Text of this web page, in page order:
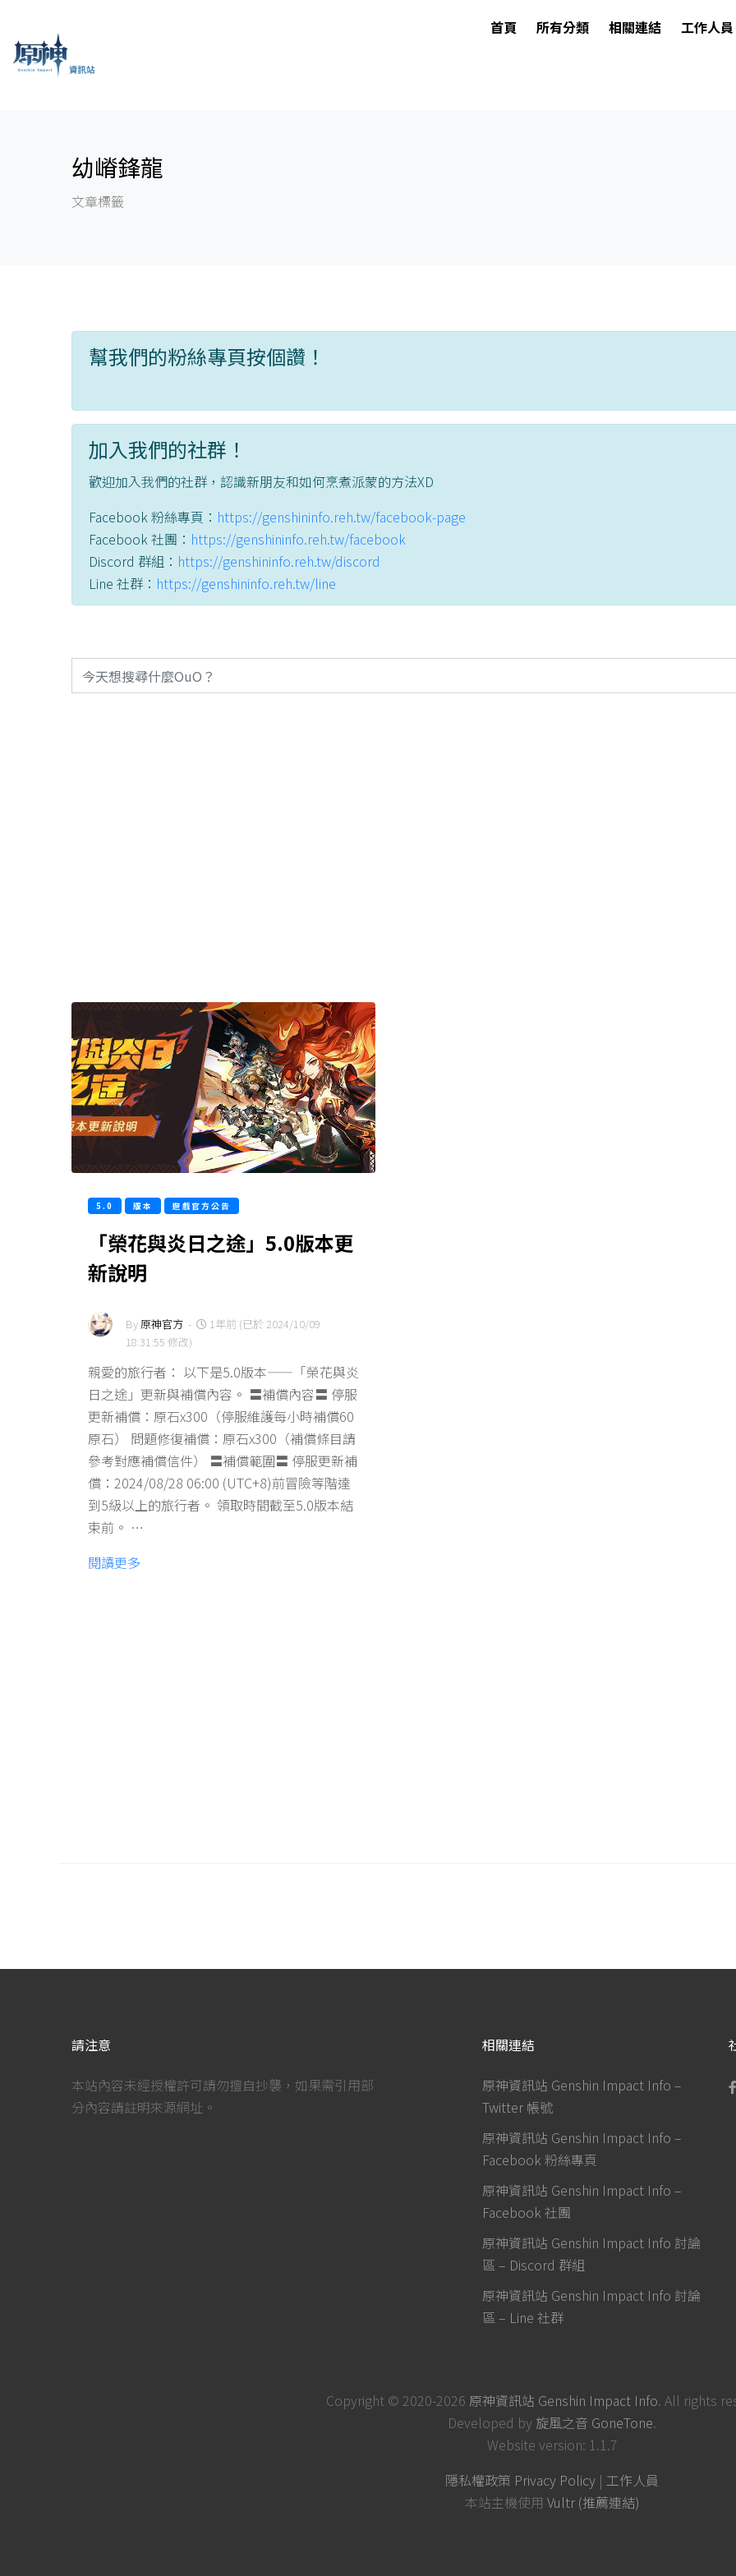
首頁 所有分類 相關連結 工作人員
幼嵴鋒龍
文章標籤
幫我們的粉絲專頁按個讚！
加入我們的社群！
歡迎加入我們的社群，認識新朋友和如何烹煮派蒙的方法XD
Facebook 粉絲專頁： https://genshininfo.reh.tw/facebook-page
Facebook 社團： https://genshininfo.reh.tw/facebook
Discord 群組： https://genshininfo.reh.tw/discord
Line 社群： https://genshininfo.reh.tw/line
5.0 版本 遊戲官方公告
「榮花與炎日之途」5.0版本更
新說明
By原神官方 -
1年前 (已於 2024/10/09
18:31:55 修改)
親愛的旅行者： 以下是5.0版本——「榮花與炎
日之途」更新與補償內容。 〓補償內容〓 停服
更新補償：原石x300（停服維護每小時補償60
原石） 問題修復補償：原石x300（補償條目請
參考對應補償信件） 〓補償範圍〓 停服更新補
償：2024/08/28 06:00 (UTC+8)前冒險等階達
到5級以上的旅行者。 領取時間截至5.0版本結
束前。 …
閱讀更多
請注意
本站內容未經授權許可請勿擅自抄襲，如果需引用部
分內容請註明來源網址。
相關連結
原神資訊站 Genshin Impact Info –
Twitter 帳號
原神資訊站 Genshin Impact Info –
Facebook 粉絲專頁
原神資訊站 Genshin Impact Info –
Facebook 社團
原神資訊站 Genshin Impact Info 討論
區 – Discord 群組
原神資訊站 Genshin Impact Info 討論
區 – Line 社群
Copyright © 2020-2026 原神資訊站 Genshin Impact Info. All rights
Developed by 旋風之音 GoneTone.
Website version: 1.1.7
隱私權政策 Privacy Policy | 工作人員
本站主機使用 Vultr (推薦連結)